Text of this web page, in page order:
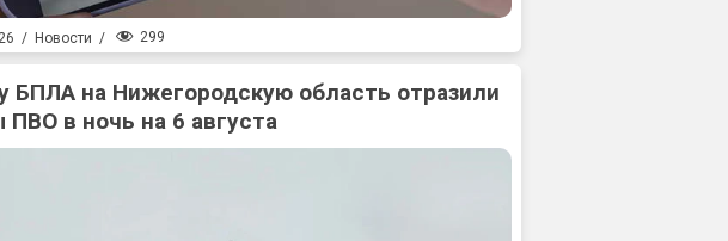
/ Новости / 299
БПЛА на Нижегородскую область отразили
ПВО в ночь на 6 августа